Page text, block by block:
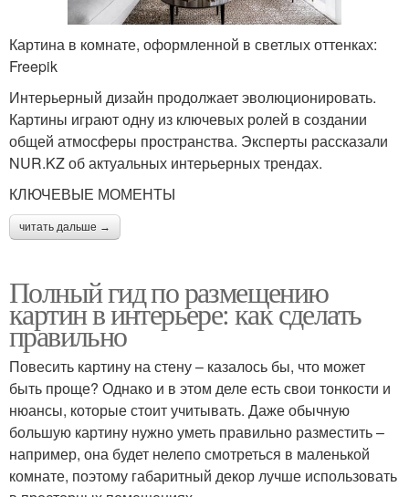
Картина в комнате, оформленной в светлых оттенках:
Freepik
Интерьерный дизайн продолжает эволюционировать.
Картины играют одну из ключевых ролей в создании
общей атмосферы пространства. Эксперты рассказали
NUR.KZ об актуальных интерьерных трендах.
КЛЮЧЕВЫЕ МОМЕНТЫ
читать дальше →
Полный гид по размещению
картин в интерьере: как сделать
правильно
Повесить картину на стену – казалось бы, что может
быть проще? Однако и в этом деле есть свои тонкости и
нюансы, которые стоит учитывать. Даже обычную
большую картину нужно уметь правильно разместить –
например, она будет нелепо смотреться в маленькой
комнате, поэтому габаритный декор лучше использовать